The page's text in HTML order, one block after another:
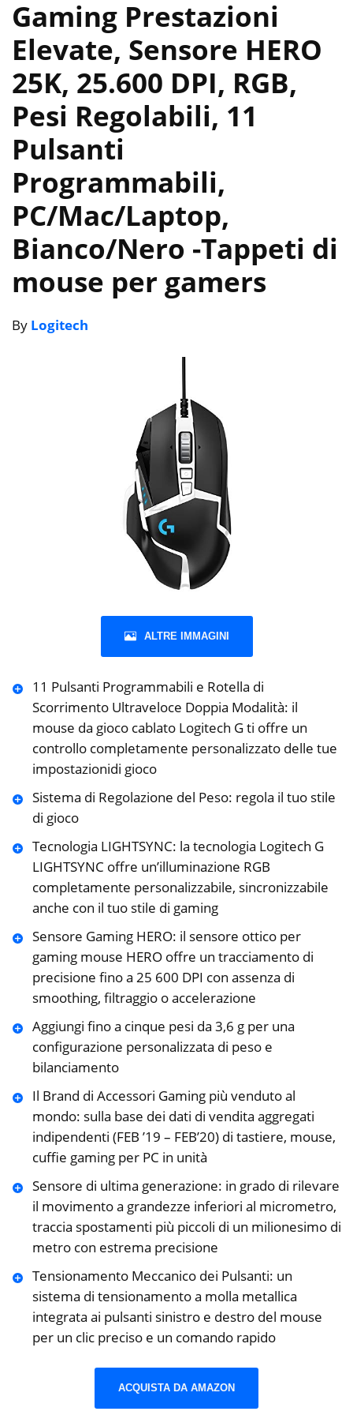
Gaming Prestazioni
Elevate, Sensore HERO
25K, 25.600 DPI, RGB,
Pesi Regolabili, 11
Pulsanti
Programmabili,
PC/Mac/Laptop,
Bianco/Nero -Tappeti di
mouse per gamers
By Logitech
ALTRE IMMAGINI
11 Pulsanti Programmabili e Rotella di
Scorrimento Ultraveloce Doppia Modalità: il
mouse da gioco cablato Logitech G ti offre un
controllo completamente personalizzato delle tue
impostazionidi gioco
Sistema di Regolazione del Peso: regola il tuo stile
di gioco
Tecnologia LIGHTSYNC: la tecnologia Logitech G
LIGHTSYNC ‎offre un’illuminazione RGB
completamente‎ personalizzabile, sincronizzabile
anche con il tuo stile di gaming
Sensore Gaming HERO: il sensore ottico per
gaming mouse HERO offre un tracciamento di
precisione fino a 25 600 DPI con assenza di
smoothing, filtraggio o accelerazione
Aggiungi fino a cinque pesi da 3,6 g per una
configurazione personalizzata di peso e
bilanciamento
Il Brand di Accessori Gaming più venduto al
mondo: sulla base dei dati di vendita aggregati
indipendenti (FEB ’19 – FEB’20) di tastiere, mouse,
cuffie gaming per PC in unità
Sensore di ultima generazione: in grado di rilevare
il movimento a grandezze inferiori al micrometro,
traccia spostamenti più piccoli di un milionesimo di
metro con estrema precisione
Tensionamento ‎Meccanico dei Pulsanti: un
sistema di tensionamento a molla metallica
integrata ai pulsanti sinistro e destro del mouse
per un clic preciso e un comando rapido
ACQUISTA DA AMAZON